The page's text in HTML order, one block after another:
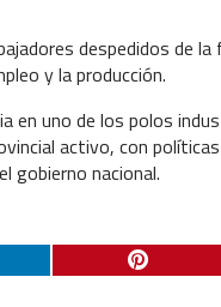
despedidos de
y la producción.
en uno de los polos
activo, con
gobierno nacional.